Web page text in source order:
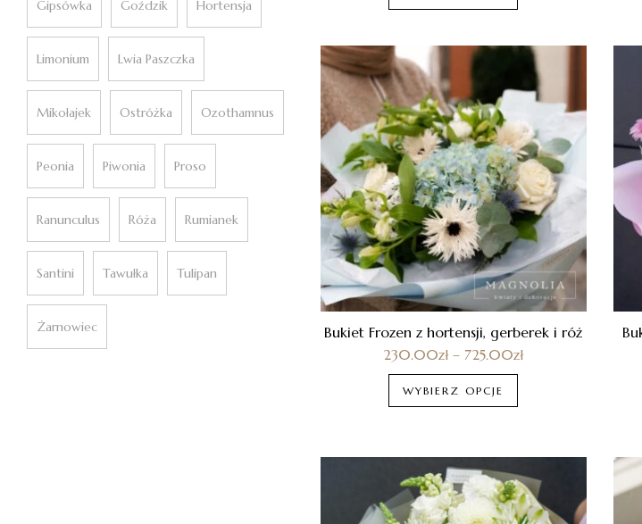
Gipsówka Goździk Hortensja
Limonium Lwia Paszczka
Mikołajek Ostróżka Ozothamnus
Peonia Piwonia Proso
Ranunculus Róża Rumianek
Santini Tawułka Tulipan
Żarnowiec
Bukiet Frozen z hortensji, gerberek i róż
230.00zł – 725.00zł
WYBIERZ OPCJE